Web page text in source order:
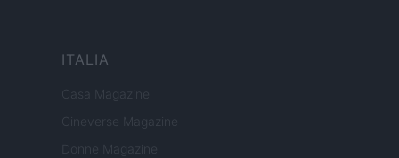
ITALIA
Casa Magazine
Cineverse Magazine
Donne Magazine